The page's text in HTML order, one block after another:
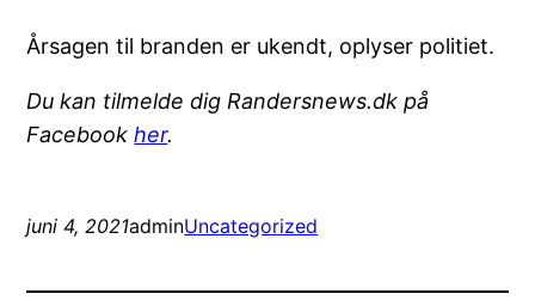
Årsagen til branden er ukendt, oplyser politiet.
Du kan tilmelde dig Randersnews.dk på
Facebookher.
juni 4, 2021adminUncategorized